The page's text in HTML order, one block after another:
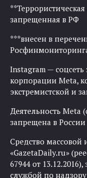
запрещенная в РФ
***внесен в
Instagram —
корпорации Meta,
экстремистской и
Деятельность Meta
запрещена в России
Средство массовой
«GazetaDaily.ru»
67944 от
службой по